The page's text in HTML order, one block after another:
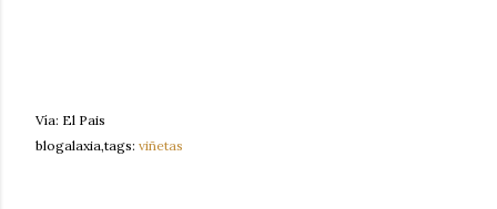
Vía: El Pais
blogalaxia,tags: viñetas